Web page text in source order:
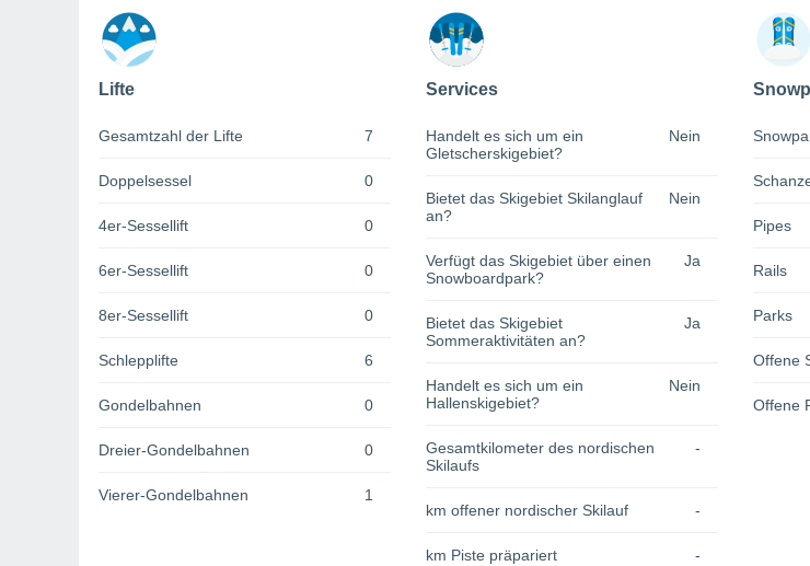
Lifte
Gesamtzahl der Lifte 7
Doppelsessel 0
4er-Sessellift 0
6er-Sessellift 0
8er-Sessellift 0
Schlepplifte 6
Gondelbahnen 0
Dreier-Gondelbahnen 0
Vierer-Gondelbahnen 1
Services
Handelt es sich um ein
Gletscherskigebiet?
Nein
Bietet das Skigebiet Skilanglauf
an?
Nein
Verfügt das Skigebiet über einen
Snowboardpark?
Ja
Bietet das Skigebiet
Sommeraktivitäten an?
Ja
Handelt es sich um ein
Hallenskigebiet?
Nein
Gesamtkilometer des nordischen
Skilaufs
-
km offener nordischer Skilauf -
km Piste präpariert -
Pipes
Rails
Parks
Offene
Offene